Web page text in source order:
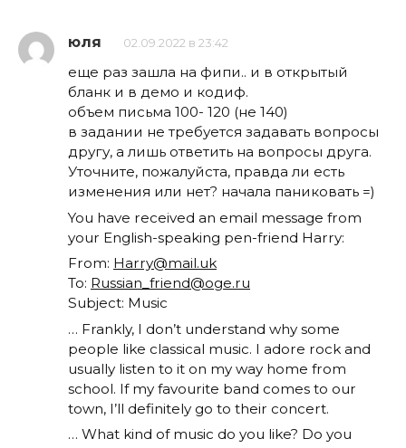
юля 02.09.2022 в 23:42
еще раз зашла на фипи.. и в открытый
бланк и в демо и кодиф.
объем письма 100- 120 (не 140)
в задании не требуется задавать вопросы
другу, а лишь ответить на вопросы друга.
Уточните, пожалуйста, правда ли есть
изменения или нет? начала паниковать =)
You have received an email message from
your English-speaking pen-friend Harry:
From: Harry@mail.uk
To: Russian_friend@oge.ru
Subject: Music
… Frankly, I don’t understand why some
people like classical music. I adore rock and
usually listen to it on my way home from
school. If my favourite band comes to our
town, I’ll definitely go to their concert.
… What kind of music do you like? Do you